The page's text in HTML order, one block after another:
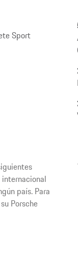
Sport
país. Para
Porsche